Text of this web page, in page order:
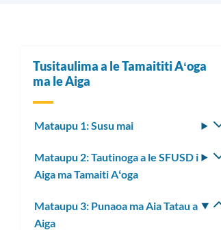
Tusitaulima a le Tamaititi Aʻoga
ma le Aiga
Mataupu 1: Susu mai
Mataupu 2: Tautinoga a le SFUSD i
Aiga ma Tamaiti Aʻoga
Mataupu 3: Punaoa ma Aia Tatau a
Aiga